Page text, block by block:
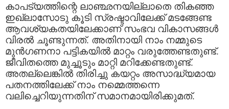
കാപട്യത്തിന്റെ ലാഞ്ഛനയില്ലാതെ തികഞ്ഞ
ഇഖ്ലാസോടു കൂടി സ്രഷ്ടാവിലേക്ക്‌ മടങ്ങേണ്ട
ആവശ്യകതയിലേക്കാണ്‌ സംഭവ വികാസങ്ങള്‍
വിരല്‍ ചൂണ്ടുന്നത്‌. അതിനായി നാം നമ്മുടെ
മുന്‍ഗണനാ പട്ടികയില്‍ മാറ്റം വരുത്തേണ്ടതുണ്ട്‌.
ജീവിതത്തെ മുച്ചൂടും മാറ്റി മറിക്കേണ്ടതുണ്ട്‌.
അതല്ലെങ്കില്‍ തിരിച്ചു കയറ്റം അസാദ്ധ്യമായ
പതനത്തിലേക്ക്‌ നാം നമ്മെത്തന്നെ
വലിച്ചെറിയുന്നതിന്‌ സമാനമായിരിക്കുമത്‌.